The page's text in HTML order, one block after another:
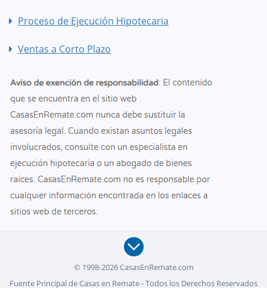
Proceso de Ejecución Hipotecaria
Ventas a Corto Plazo
© 1998-2026 CasasEnRemate.com
Fuente Principal de Casas en Remate - Todos los Derechos Reservados